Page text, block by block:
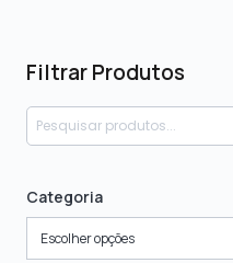
Filtrar Produtos
Categoria
Escolher opções